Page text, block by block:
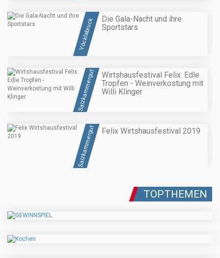
Vöcklabruck
Die Gala-Nacht und ihre
Sportstars
Salzkammergut
Wirtshausfestival Felix: Edle
Tropfen - Weinverkostung mit
Willi Klinger
Salzkammergut Felix Wirtshausfestival 2019
TOPTHEMEN